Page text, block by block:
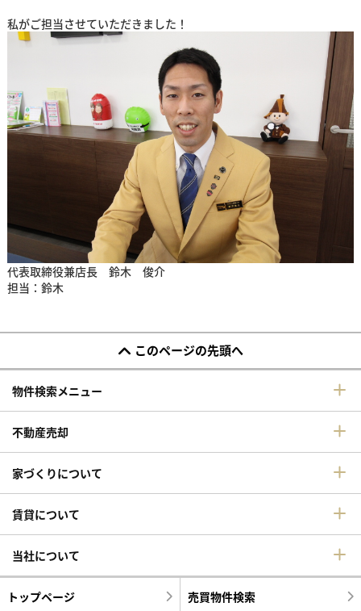
私がご担当させていただきました！
代表取締役兼店長 鈴木 俊介
担当：鈴木
このページの先頭へ
物件検索メニュー
不動産売却
家づくりについて
賃貸について
当社について
トップページ 売買物件検索